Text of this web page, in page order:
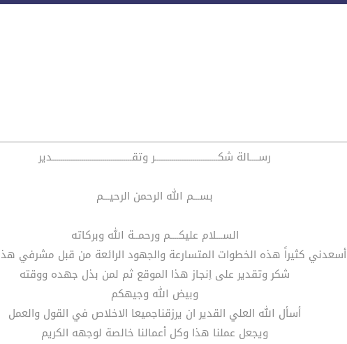
رســــالة شكــــــــــــــــــــــــــــــر وتقــــــــــــــــــــــــــــــــــــــدير
بســـم الله الرحمن الرحيـــم
الســـلام عليكــــم ورحمــة الله وبركاته
أسعدني كثيراً هذه الخطوات المتسارعة والجهود الرائعة من قبل مشرفي
شكر وتقدير على اِنجاز هذا الموقع ثم لمن بذل جهده ووقته
وبيض الله وجيهكم
أسأل الله العلي القدير ان يرزقناجميعا الاخلاص في القول والعمل
ويجعل عملنا هذا وكل أعمالنا خالصة لوجهه الكريم